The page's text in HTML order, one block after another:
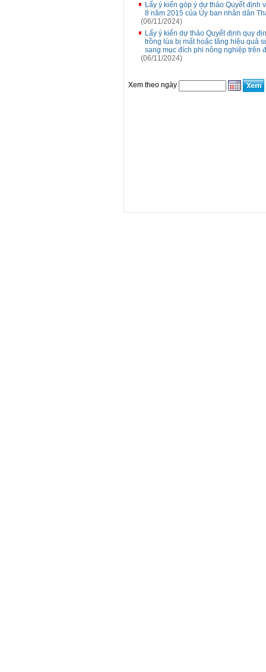
Lấy ý kiến góp ý dự thảo Quyết định
8 năm 2015 của Ủy ban nhân dân
(06/11/2024)
Lấy ý kiến dự thảo Quyết định quy
trồng lúa bị mất hoặc tăng hiệu quả
sang mục đích phi nông nghiệp trên
(06/11/2024)
Xem theo ngày